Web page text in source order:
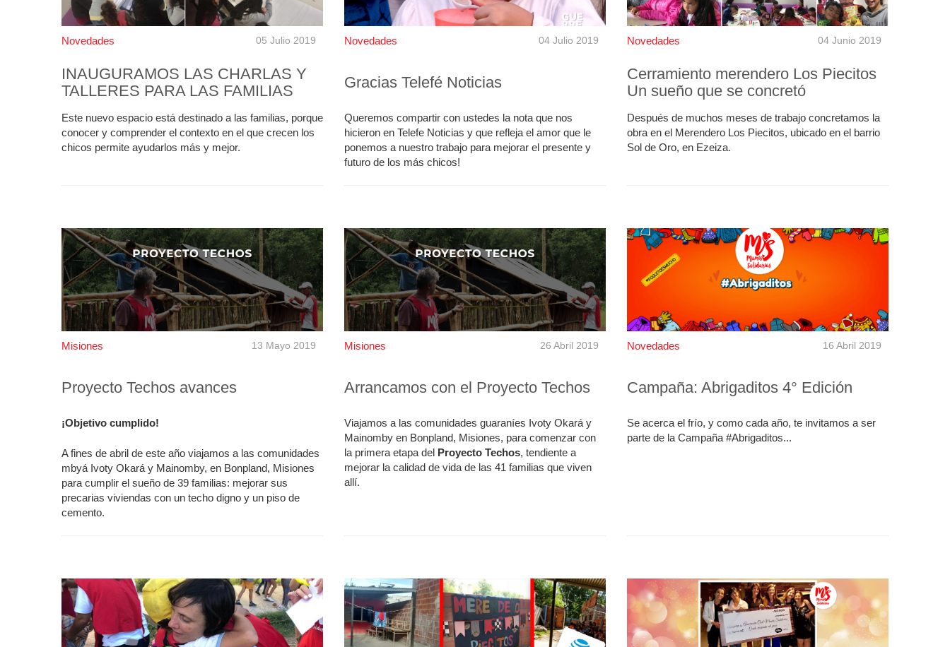
Novedades 05 Julio 2019
INAUGURAMOS LAS CHARLAS Y
TALLERES PARA LAS FAMILIAS
Este nuevo espacio está destinado a las familias, porque
conocer y comprender el contexto en el que crecen los
chicos permite ayudarlos más y mejor.
Novedades 04 Julio 2019
Gracias Telefé Noticias
Queremos compartir con ustedes la nota que nos
hicieron en Telefe Noticias y que refleja el amor que le
ponemos a nuestro trabajo para mejorar el presente y
futuro de los más chicos!
Novedades 04 Junio 2019
Cerramiento merendero Los Piecitos
Un sueño que se concretó
Después de muchos meses de trabajo concretamos la
obra en el Merendero Los Piecitos, ubicado en el barrio
Sol de Oro, en Ezeiza.
Misiones 13 Mayo 2019
Proyecto Techos avances
¡Objetivo cumplido!
A fines de abril de este año viajamos a las comunidades
mbyá Ivoty Okará y Mainomby, en Bonpland, Misiones
para cumplir el sueño de 39 familias: mejorar sus
precarias viviendas con un techo digno y un piso de
cemento.
Misiones 26 Abril 2019
Arrancamos con el Proyecto Techos
Viajamos a las comunidades guaraníes Ivoty Okará y
Mainomby en Bonpland, Misiones, para comenzar con
la primera etapa del Proyecto Techos, tendiente a
mejorar la calidad de vida de las 41 familias que viven
allí.
Novedades 16 Abril 2019
Campaña: Abrigaditos 4° Edición
Se acerca el frío, y como cada año, te invitamos a ser
parte de la Campaña #Abrigaditos...